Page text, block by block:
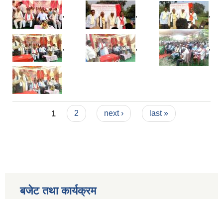
, , ,
, , ,
Pages
1 2 next › last »
बजेट तथा कार्यक्रम